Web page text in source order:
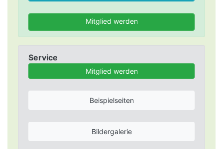
Mitglied werden
Service
Mitglied werden
Beispielseiten
Bildergalerie